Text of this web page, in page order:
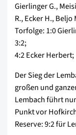
Gierlinger G.,
R., Ecker H.,
Torfolge: 1:0
3:2;
4:2 Ecker Herbert;
Der Sieg der
großen und
Lembach führt
Punkt vor
Reserve: 9:2 für